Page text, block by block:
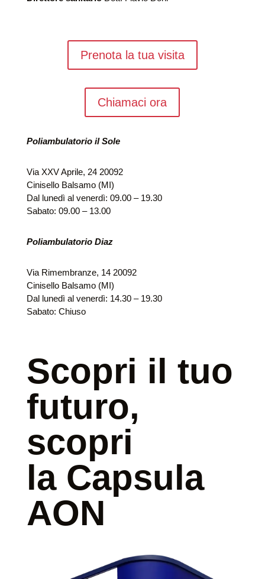
Prenota la tua visita
Chiamaci ora
Poliambulatorio il Sole
Via XXV Aprile, 24 20092
Cinisello Balsamo (MI)
Dal lunedì al venerdì: 09.00 – 19.30
Sabato: 09.00 – 13.00
Poliambulatorio Diaz
Via Rimembranze, 14 20092
Cinisello Balsamo (MI)
Dal lunedì al venerdì: 14.30 – 19.30
Sabato: Chiuso
Scopri il tuo
futuro,
scopri
la Capsula
AON